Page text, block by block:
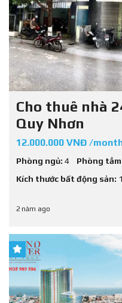
Cho thuê nhà
Quy Nhơn
12.000.000 VNĐ /
Phòng ngủ: 4 Phòng
Kích thước bất động sản:
2 năm ago